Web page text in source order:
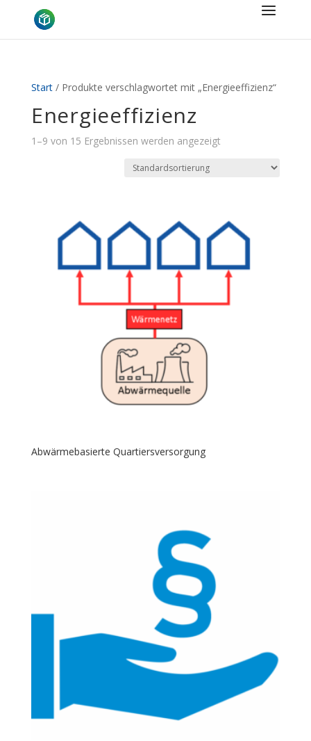
Start/ Produkte verschlagwortet mit „Energieeffizienz“
Energieeffizienz
1–9 von 15 Ergebnissen werden angezeigt
Abwärmebasierte Quartiersversorgung